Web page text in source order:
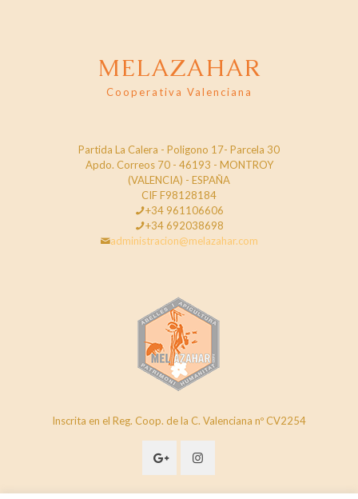
MELAZAHAR
Cooperativa Valenciana
Partida La Calera - Poligono 17- Parcela 30
Apdo. Correos 70 - 46193 - MONTROY
(VALENCIA) - ESPAÑA
CIF F98128184
+34 961106606
+34 692038698
administracion@melazahar.com
Inscrita en el Reg. Coop. de la C. Valenciana nº CV2254